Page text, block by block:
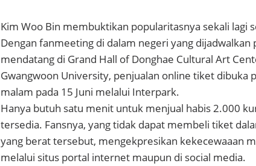
Kim Woo Bin membuktikan popularitasnya sekali lagi
Dengan fanmeeting di dalam negeri yang dijadwalkan
mendatang di Grand Hall of Donghae Cultural Art
Gwangwoon University, penjualan online tiket dibuka
malam pada 15 Juni melalui Interpark.
Hanya butuh satu menit untuk menjual habis 2.000
tersedia. Fansnya, yang tidak dapat membeli tiket
yang berat tersebut, mengekpresikan kekecewaaan
melalui situs portal internet maupun di social media.